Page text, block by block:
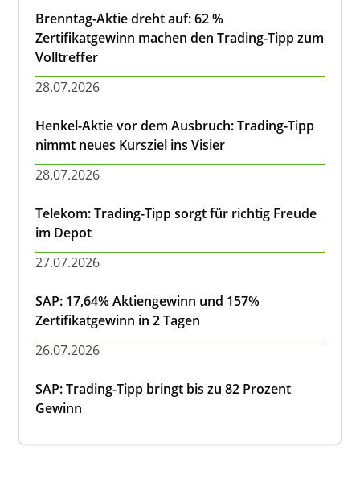
Brenntag-Aktie dreht auf: 62 %
Zertifikatgewinn machen den Trading-Tipp zum
Volltreffer
28.07.2026
Henkel-Aktie vor dem Ausbruch: Trading-Tipp
nimmt neues Kursziel ins Visier
28.07.2026
Telekom: Trading-Tipp sorgt für richtig Freude
im Depot
27.07.2026
SAP: 17,64% Aktiengewinn und 157%
Zertifikatgewinn in 2 Tagen
26.07.2026
SAP: Trading-Tipp bringt bis zu 82 Prozent
Gewinn